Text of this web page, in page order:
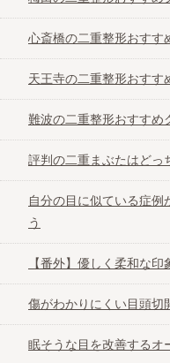
天王寺の二重整
難波の二重整
評判の二重ま
二重の印象の違
変化をイメー
【番外】優し
心斎橋の二重整形おすす
天王寺の二重整形おすす
難波の二重整形おすすめ
評判の二重まぶたはどっ
自分の目に似ている症例
う
【番外】優しく柔和な
傷がわかりにくい目頭切
眠そうな目を改善するオ